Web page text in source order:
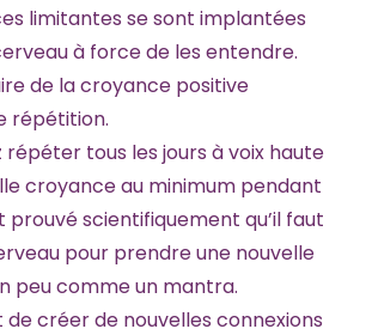
limitantes se sont implantées
à force de les entendre.
de la croyance positive
répétition.
répéter tous les jours à voix haute
croyance au minimum pendant
prouvé scientifiquement qu’il faut
pour prendre une nouvelle
peu comme un mantra.
de créer de nouvelles connexions